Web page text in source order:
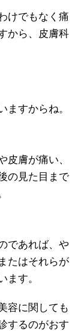
けでもなく痛
から、皮膚科
ますからね。
皮膚が痛い、
の見た目まで
であれば、や
たはそれらが
ます。
容に関しても
するのがおす